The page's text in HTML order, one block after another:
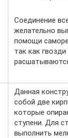
Соединение
желательно
помощи
так как
Данная
собой две
которые
ступени. Для
выполнить